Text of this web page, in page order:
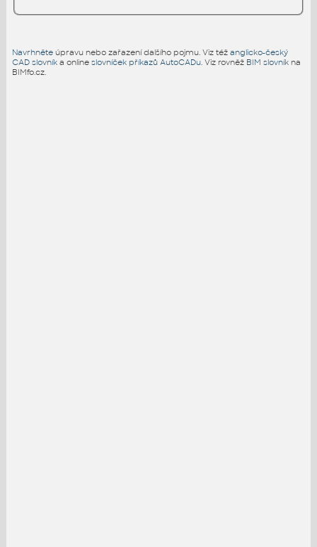
Navrhněteúpravu nebo zařazení dalšího pojmu. Viz též anglicko-český
CAD slovníka online slovníček příkazů AutoCADu. Viz rovněž BIM slovníkna
BIMfo.cz.